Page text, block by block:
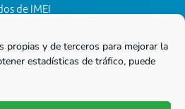
propias y de terceros para mejorar la
estadísticas de tráfico, puede
de IMEI
móvil
2G